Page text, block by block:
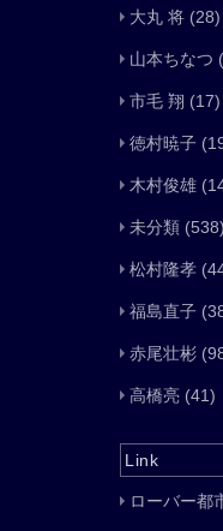
大丸 将 (28)
山本ちなつ
市毛 翔 (17)
徳村暁子
木村俊雄
未分類 (538)
松村隆孝
福島直子
赤尾壮彬
高橋亮 (41)
Link
ローバー都